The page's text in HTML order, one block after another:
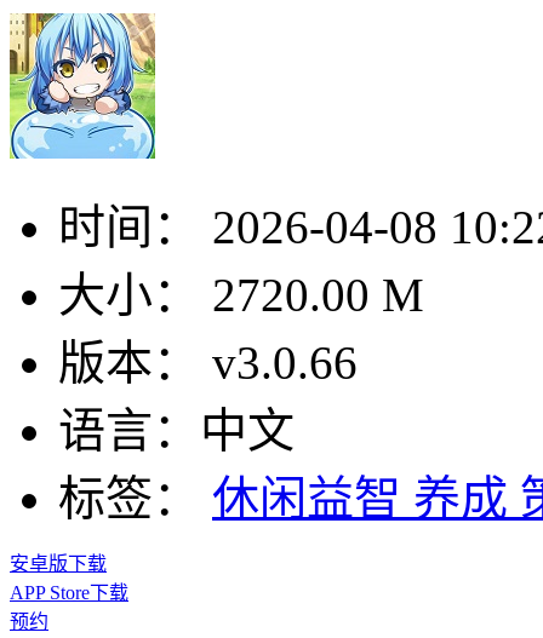
时间：
2026-04-08
大小：
2720.00 M
版本：
v3.0.66
语言： 中文
标签：
休闲益智 养成
安卓版下载
APP Store下载
预约